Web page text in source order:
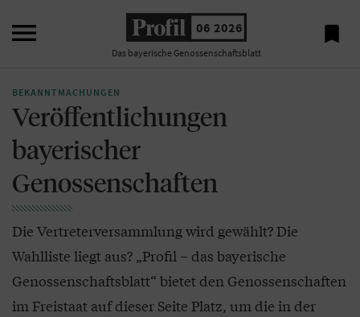
 06 2026
Das bayerische Genossenschaftsblatt

BEKANNTMACHUNGEN
Veröffentlichungen
bayerischer
Genossenschaften
Die Vertreterversammlung wird gewählt? Die
Wahlliste liegt aus? „Profil – das bayerische
Genossenschaftsblatt“ bietet den Genossenschaften
im Freistaat auf dieser Seite Platz, um die in der